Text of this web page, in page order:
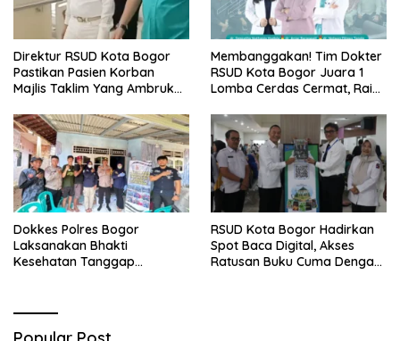
Direktur RSUD Kota Bogor
Pastikan Pasien Korban
Majlis Taklim Yang Ambruk
Perawatan Maksimal
Membanggakan! Tim Dokter
RSUD Kota Bogor Juara 1
Lomba Cerdas Cermat, Raih
Se-Bogor
Dokkes Polres Bogor
Laksanakan Bhakti
Kesehatan Tanggap
RSUD Kota Bogor Hadirkan
Spot Baca Digital, Akses
Ratusan Buku Cuma Dengan